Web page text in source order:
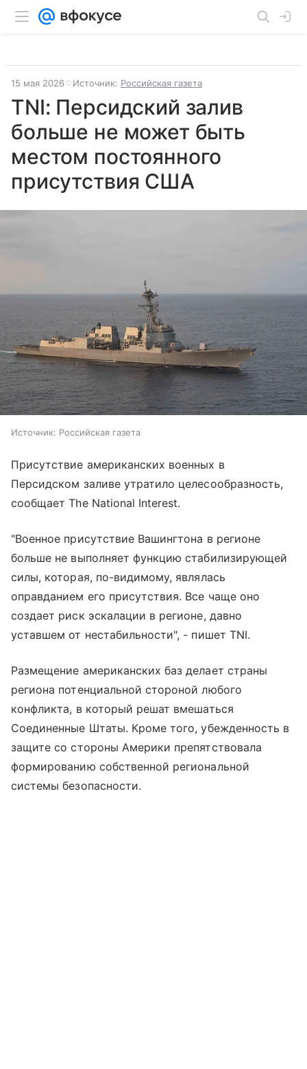
15 мая 2026 Источник: Российская газета
TNI: Персидский залив
больше не может быть
местом постоянного
присутствия США
Источник: Российская газета
Присутствие американских военных в
Персидском заливе утратило целесообразность,
сообщает The National Interest.
"Военное присутствие Вашингтона в регионе
больше не выполняет функцию стабилизирующей
силы, которая, по-видимому, являлась
оправданием его присутствия. Все чаще оно
создает риск эскалации в регионе, давно
уставшем от нестабильности", - пишет TNI.
Размещение американских баз делает страны
региона потенциальной стороной любого
конфликта, в который решат вмешаться
Соединенные Штаты. Кроме того, убежденность в
защите со стороны Америки препятствовала
формированию собственной региональной
системы безопасности.